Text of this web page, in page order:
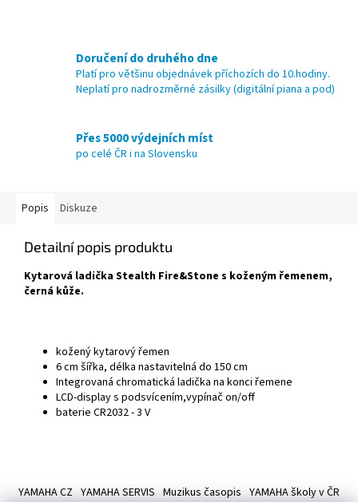
Doručení do druhého dne
Platí pro většinu objednávek příchozích do 10.hodiny.
Neplatí pro nadrozměrné zásilky (digitální piana a pod)
Přes 5000 výdejních míst
po celé ČR i na Slovensku
Popis Diskuze
Detailní popis produktu
Kytarová ladička Stealth Fire&Stone s koženým řemenem,
černá kůže.
kožený kytarový řemen
6 cm šířka, délka nastavitelná do 150 cm
Integrovaná chromatická ladička na konci řemene
LCD-display s podsvícením,vypínač on/off
baterie CR2032 - 3 V
YAMAHA CZ YAMAHA SERVIS Muzikus časopis YAMAHA školy v ČR